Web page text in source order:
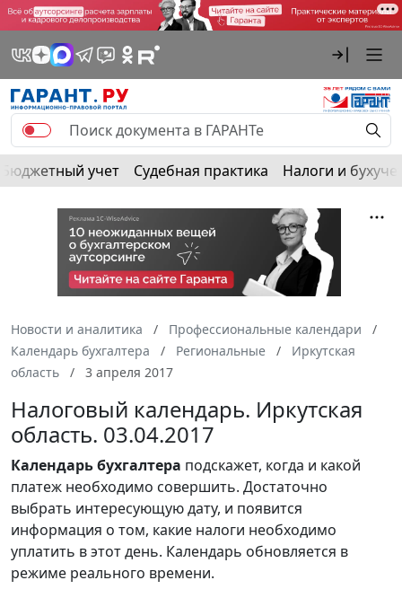
Бюджетный учет Судебная практика Налоги и
Новости и аналитика
Профессиональные календари
Календарь бухгалтера
Региональные
Иркутская
область
3 апреля 2017
Налоговый календарь. Иркутская
область. 03.04.2017
Календарьбухгалтера подскажет, когда и какой
платеж необходимо совершить. Достаточно
выбрать интересующую дату, и появится
информация о том, какие налоги необходимо
уплатить в этот день. Календарь обновляется в
режиме реального времени.